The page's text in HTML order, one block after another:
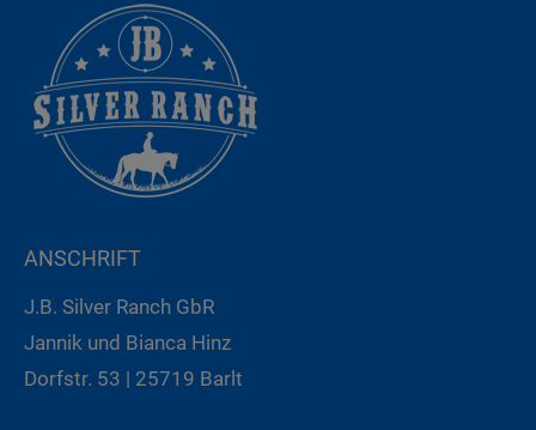
ANSCHRIFT
J.B. Silver Ranch GbR
Jannik und Bianca Hinz
Dorfstr. 53 | 25719 Barlt